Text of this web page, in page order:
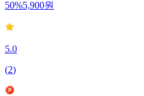
50%5,900원
5.0
(2)